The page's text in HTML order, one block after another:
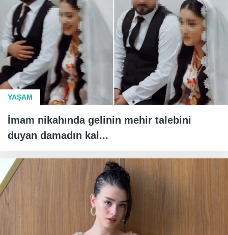
YAŞAM
İmam nikahında gelinin mehir talebini
duyan damadın kal...